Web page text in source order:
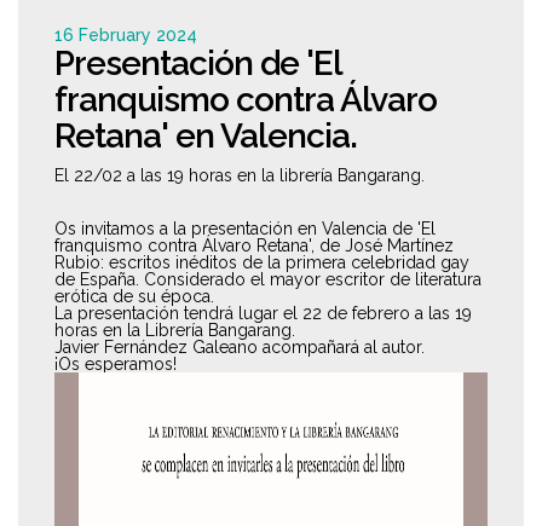
16 February 2024
Presentación de 'El
franquismo contra Álvaro
Retana' en Valencia.
El 22/02 a las 19 horas en la librería Bangarang.
Os invitamos a la presentación en Valencia de 'El
franquismo contra Álvaro Retana', de José Martínez
Rubio: escritos inéditos de la primera celebridad gay
de España. Considerado el mayor escritor de literatura
erótica de su época.
La presentación tendrá lugar el 22 de febrero a las 19
horas en la Librería Bangarang.
Javier Fernández Galeano acompañará al autor.
¡Os esperamos!